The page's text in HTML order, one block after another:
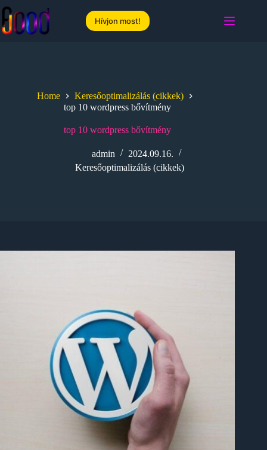
Skip
content
Hívjon most!
Home
Keresőoptimalizálás (cikkek)
top 10 wordpress bővítmény
top 10 wordpress bővítmény
admin
2024.09.16.
Keresőoptimalizálás (cikkek)